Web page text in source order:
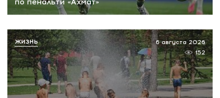
по пенальти «Ахмат»
6 августа 2026
152
ЖИЗНЬ